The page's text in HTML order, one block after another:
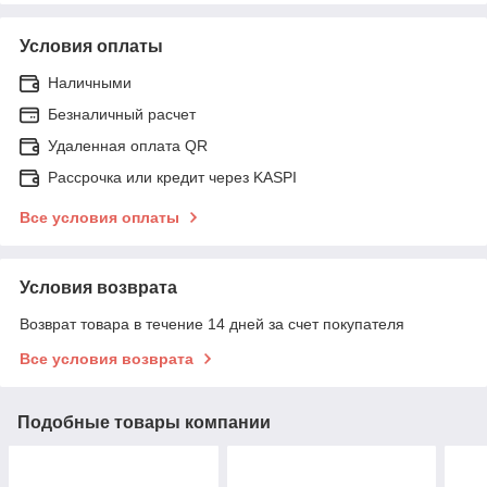
Условия оплаты
Наличными
Безналичный расчет
Удаленная оплата QR
Рассрочка или кредит через KASPI
Все условия оплаты
Условия возврата
Возврат товара в течение 14 дней за счет покупателя
Все условия возврата
Подобные товары компании